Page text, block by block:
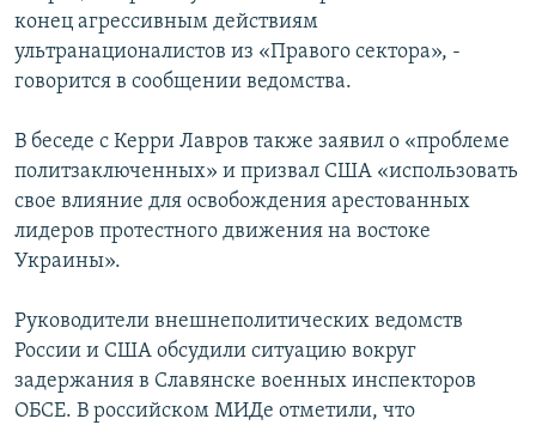
конец агрессивным действиям
ультранационалистов из «Правого сектора», -
говорится в сообщении ведомства.
В беседе с Керри Лавров также заявил о «проблеме
политзаключенных» и призвал США «использовать
свое влияние для освобождения арестованных
лидеров протестного движения на востоке
Украины».
Руководители внешнеполитических ведомств
России и США обсудили ситуацию вокруг
задержания в Славянске военных инспекторов
ОБСЕ. В российском МИДе отметили, что